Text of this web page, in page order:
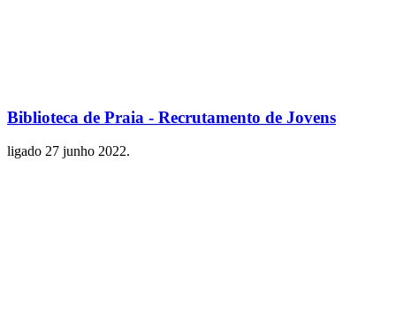
Biblioteca de Praia - Recrutamento de Jovens
ligado 27 junho 2022.